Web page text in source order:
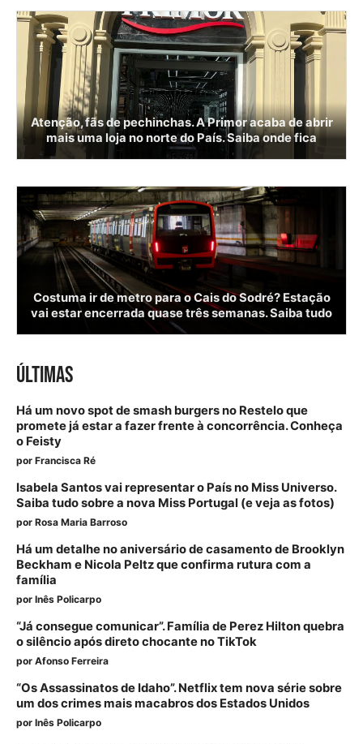
Atenção, fãs de pechinchas. A Primor acaba de abrir
mais uma loja no norte do País. Saiba onde fica
Costuma ir de metro para o Cais do Sodré? Estação
vai estar encerrada quase três semanas. Saiba tudo
ÚLTIMAS
Há um novo spot de smash burgers no Restelo que
promete já estar a fazer frente à concorrência. Conheça
o Feisty
por Francisca Ré
Isabela Santos vai representar o País no Miss Universo.
Saiba tudo sobre a nova Miss Portugal (e veja as fotos)
por Rosa Maria Barroso
Há um detalhe no aniversário de casamento de Brooklyn
Beckham e Nicola Peltz que confirma rutura com a
família
por Inês Policarpo
“Já consegue comunicar”. Família de Perez Hilton quebra
o silêncio após direto chocante no TikTok
por Afonso Ferreira
“Os Assassinatos de Idaho”. Netflix tem nova série sobre
um dos crimes mais macabros dos Estados Unidos
por Inês Policarpo